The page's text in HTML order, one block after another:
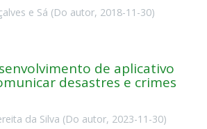
e Sá (Do autor, 2018-11-30)
de aplicativo
desastres e crimes
da Silva (Do autor, 2023-11-30)